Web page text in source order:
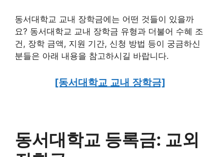
동서대학교 교내 장학금에는 어떤 것들이 있을까
요? 동서대학교 교내 장학금 유형과 더불어 수혜 조
건, 장학 금액, 지원 기간, 신청 방법 등이 궁금하신
분들은 아래 내용을 참고하시길 바랍니다.
[동서대학교 교내 장학금]
동서대학교 등록금: 교외